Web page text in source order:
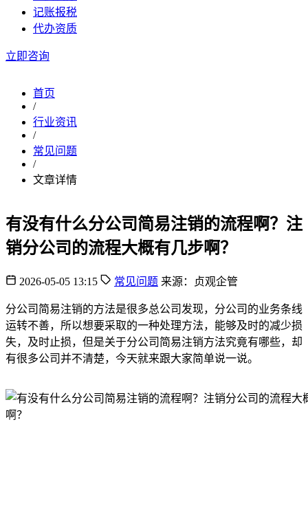
记账报税
代办资质
立即咨询
首页
/
行业资讯
/
常见问题
/
文章详情
有没有什么分公司简易注销的流程啊？注
销分公司的流程大概有几步啊？
2026-05-05 13:15 常见问题 来源：贞观企管
分公司简易注销的方法是很多总公司发现，分公司的业务条线
运转不善，所以想要采取的一种处理方法，能够及时的减少损
失，及时止损，但是关于分公司简易注销方法究竟有哪些，却
有很多公司并不清楚，今天就来跟大家简单说一说。